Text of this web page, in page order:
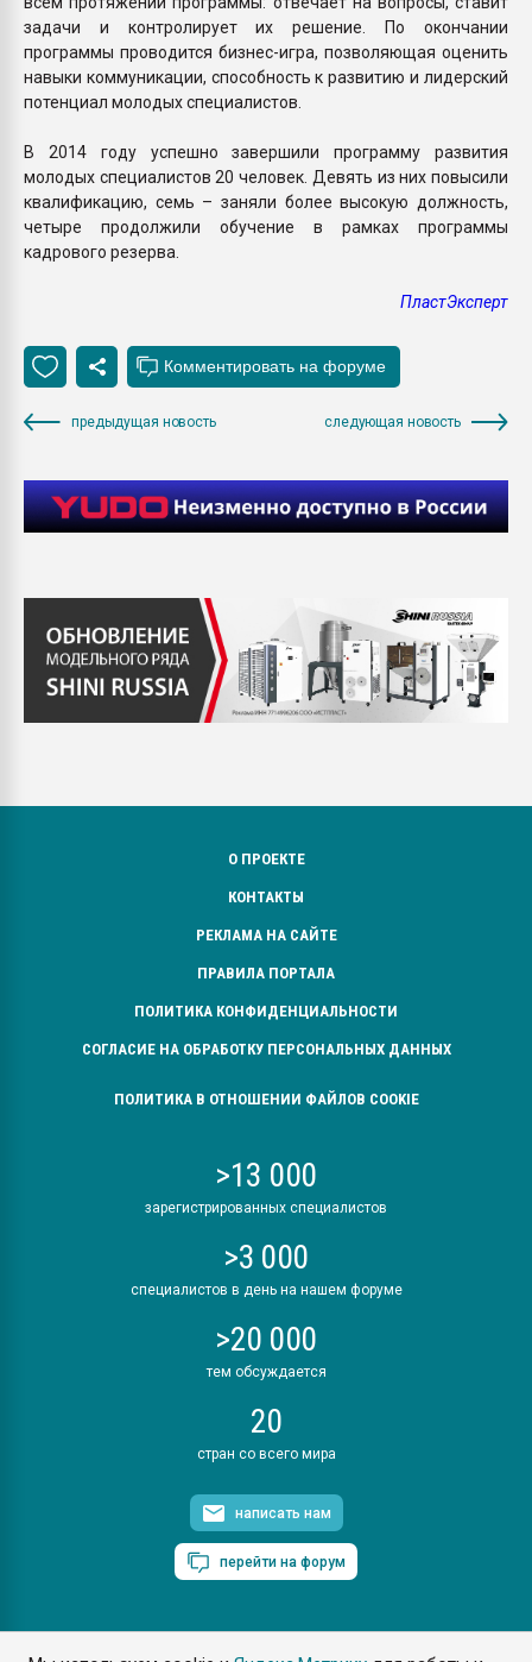
задачи и контролирует их решение. По окончании
программы проводится бизнес-игра, позволяющая оценить
навыки коммуникации, способность к развитию и лидерский
потенциал молодых специалистов.
В 2014 году успешно завершили программу развития
молодых специалистов 20 человек. Девять из них повысили
квалификацию, семь – заняли более высокую должность,
четыре продолжили обучение в рамках программы
кадрового резерва.
ПластЭксперт
предыдущая новость следующая новость
О ПРОЕКТЕ
КОНТАКТЫ
РЕКЛАМА НА САЙТЕ
ПРАВИЛА ПОРТАЛА
ПОЛИТИКА КОНФИДЕНЦИАЛЬНОСТИ
СОГЛАСИЕ НА ОБРАБОТКУ ПЕРСОНАЛЬНЫХ ДАННЫХ
ПОЛИТИКА В ОТНОШЕНИИ ФАЙЛОВ COOKIE
>13 000
зарегистрированных специалистов
>3 000
специалистов в день на нашем форуме
>20 000
тем обсуждается
20
стран со всего мира
написать нам
перейти на форум